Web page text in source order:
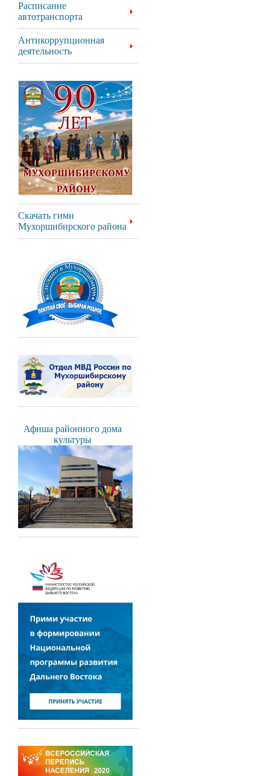
Расписание
автотранспорта
Антикоррупционная
деятельность
Скачать гимн
Мухоршибирского района
Афиша районного дома
культуры